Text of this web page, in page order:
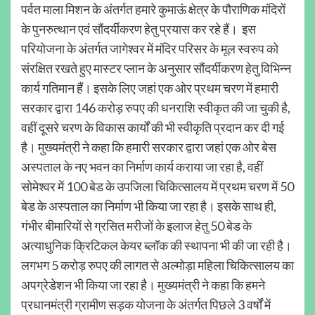
पर्वत माला मिशन के अंतर्गत हमारे कुमाऊं क्षेत्र के पौराणिक मंदिरों
के पुनरुत्थान एवं सौंदर्यीकरण हेतु प्रयास कर रहे हैं। इस
परियोजना के अंतर्गत जागेश्वर में मंदिर परिसर के मूल स्वरुप को
संरक्षित रखते हुए मास्टर प्लान के अनुसार सौंदर्यीकरण हेतु विभिन्न
कार्य गतिमान हैं। इसके लिए जहां एक ओर प्रथम चरण में हमारी
सरकार द्वारा 146 करोड़ रुपए की धनराशि स्वीकृत की जा चुकी है,
वहीं दूसरे चरण के विकास कार्यों की भी स्वीकृति प्रदान कर दी गई
है। मुख्यमंत्री ने कहा कि हमारी सरकार द्वारा जहां एक ओर बेस
अस्पताल के नए भवन का निर्माण कार्य कराया जा रहा है, वहीं
सोमेश्वर में 100 बेड के उपजिला चिकित्सालय में प्रथम चरण में 50
बेड के अस्पताल का निर्माण भी किया जा रहा है। इसके साथ ही,
गंभीर बीमारियों से ग्रसित मरीजों के इलाज हेतु 50 बेड के
अत्याधुनिक क्रिटिकल केयर ब्लॉक की स्थापना भी की जा रही है।
लगभग 5 करोड़ रुपए की लागत से अल्मोड़ा महिला चिकित्सालय का
अपग्रेडेशन भी किया जा रहा है। मुख्यमंत्री ने कहा कि हमने
प्रधानमंत्री ग्रामीण सड़क योजना के अंतर्गत पिछले 3 वर्षों में